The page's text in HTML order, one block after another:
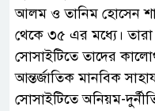
আলম ও তানিম হোসেন
থেকে ৩৫ এর মধ্যে। তারা
সোসাইটিতে তাদের
আন্তর্জাতিক মানবিক
সোসাইটিতে অনিয়ম-